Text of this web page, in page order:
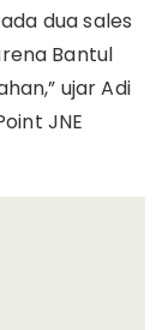
dua sales
Bantul
ujar Adi
JNE